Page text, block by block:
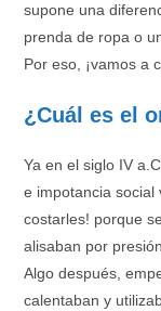
supone una
prenda de ropa o
Por eso, ¡vamos a
¿Cuál es el
Ya en el siglo IV
e impotancia social
costarles! porque
alisaban por presión.
Algo después,
calentaban y